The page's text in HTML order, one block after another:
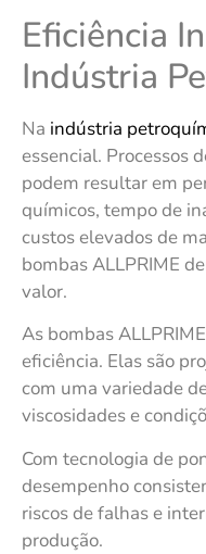
Eficiência
Indústria
Na indústria
essencial. Processos
podem resultar em
químicos, tempo de
custos elevados de
bombas ALLPRIME
valor.
As bombas
eficiência. Elas são
com uma variedade
viscosidades e
Com tecnologia de
desempenho
riscos de falhas e
produção.